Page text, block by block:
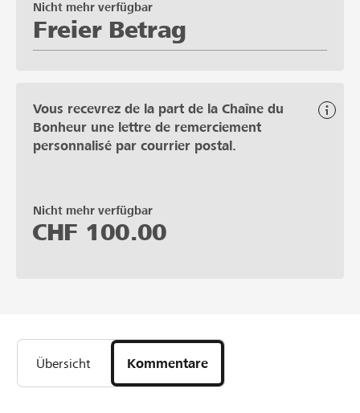
Freier Betrag
Nicht mehr verfügbar
Vous recevrez de la part de la Chaîne du
Bonheur une lettre de remerciement
personnalisé par courrier postal.
Nicht mehr verfügbar
CHF 100.00
Übersicht Kommentare